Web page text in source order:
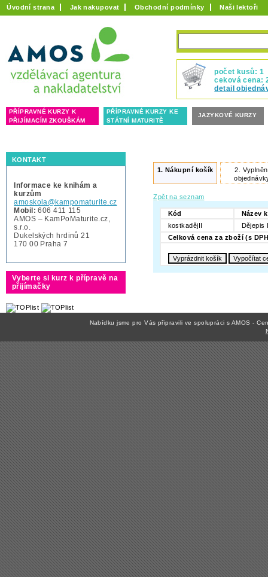
Úvodní strana Jak nakupovat Obchodní podmínky Naši lektoři
počet kusů: 1
ceková cena:
detail
PŘÍPRAVNÉ KURZY K
PŘIJÍMACÍM ZKOUŠKÁM
PŘÍPRAVNÉ KURZY KE
STÁTNÍ MATURITĚ
JAZYKOVÉ KURZY
KONTAKT
Informace ke knihám a
kurzům
amoskola@kampomaturite.cz
Mobil: 606 411 115
AMOS – KamPoMaturite.cz,
s.r.o.
Dukelských hrdinů 21
170 00 Praha 7
Vyberte si kurz k přípravě na
přijímačky
1. Nákupní košík 2.
Zpět na seznam
Kód
Název
kostkadějII
Dějepis
Celková cena za zboží (s
Nabídku jsme pro Vás připravili ve spolupráci s AMOS -